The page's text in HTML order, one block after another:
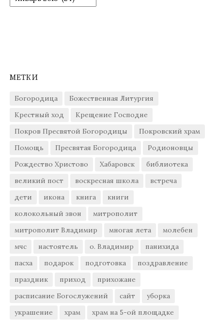
МЕТКИ
Богородица
Божественная Литургия
Крестный ход
Крещение Господне
Покров Пресвятой Богородицы
Покровский храм
Помощь
Пресвятая Богородица
Родионовцы
Рождество Христово
Хабаровск
библиотека
великий пост
воскресная школа
встреча
дети
икона книга
книги
колокольный звон
митрополит
митрополит Владимир
многая лета
молебен
мчс
настоятель о. Владимир
панихида
пасха
подарок подготовка
поздравление
праздник
приход
прихожане
расписание Богослужений
сайт
уборка
украшение
храм храм на 5-ой площадке